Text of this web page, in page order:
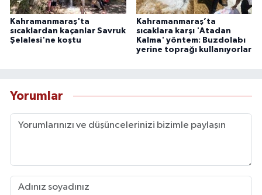
Kahramanmaraş'ta
sıcaklardan kaçanlar Savruk
Şelalesi'ne koştu
Kahramanmaraş’ta
sıcaklara karşı 'Atadan
Kalma' yöntem: Buzdolabı
yerine toprağı kullanıyorlar
Yorumlar